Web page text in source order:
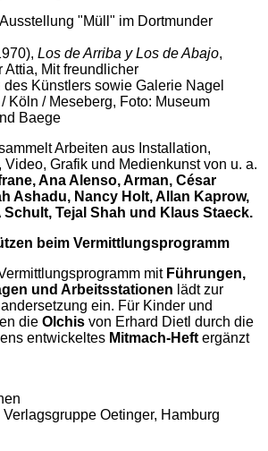
Los de Arriba y Los de Abajo,
Attia, Mit freundlicher
Künstlers sowie Galerie Nagel
Köln / Meseberg, Foto: Museum
Baege
Arbeiten aus Installation,
Video, Grafik und Medienkunst von u. a.
Ana Alenso, Arman, César
Ashadu, Nancy Holt, Allan Kaprow,
Schult, Tejal Shah und Klaus Staeck.
beim Vermittlungsprogramm
mit Führungen,
und Arbeitsstationen lädt zur
ein. Für Kinder und
die Olchis von Erhard Dietl durch die
entwickeltes Mitmach-Heft ergänzt
Oetinger, Hamburg